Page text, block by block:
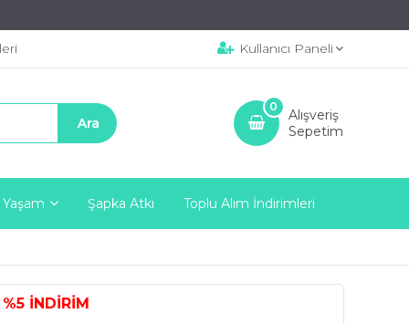
Kullanıcı Paneli
Alışveriş
Sepetim
0
Yaşam Şapka Atkı Toplu Alım İndirimleri